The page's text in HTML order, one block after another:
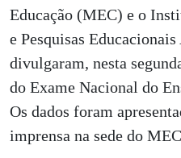
Educação (MEC) e o
e Pesquisas
divulgaram, nesta
do Exame Nacional do
Os dados foram
imprensa na sede do